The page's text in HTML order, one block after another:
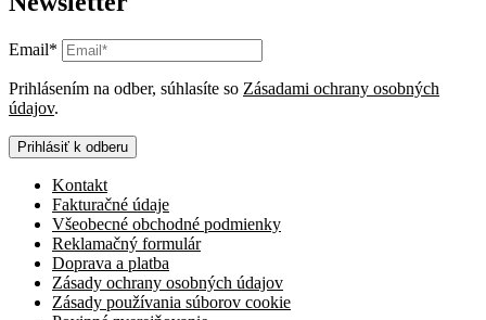
Email*
Prihlásením na odber, súhlasíte so Zásadami ochrany osobných
údajov.
Prihlásiť k odberu
Kontakt
Fakturačné údaje
Všeobecné obchodné podmienky
Reklamačný formulár
Doprava a platba
Zásady ochrany osobných údajov
Zásady používania súborov cookie